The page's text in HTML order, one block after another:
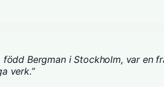
född Bergman i Stockholm, var
verk.”